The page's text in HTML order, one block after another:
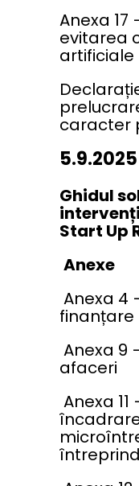
Anexa 17
evitarea
artificiale
caracter
5.9.2025
Ghidul
Start Up
Anexe
Anexa 4
finanțare
Anexa 9
afaceri
Anexa